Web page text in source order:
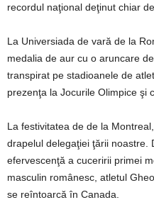
recordul naţional deţinut chiar
La Universiada de vară de la
medalia de aur cu o aruncare
transpirat pe stadioanele de
prezenţa la Jocurile Olimpice şi
La festivitatea de de la
drapelul delegaţiei ţării noastre.
efervescenţă a cuceririi primei
masculin românesc, atletul
se reîntoarcă în Canada.